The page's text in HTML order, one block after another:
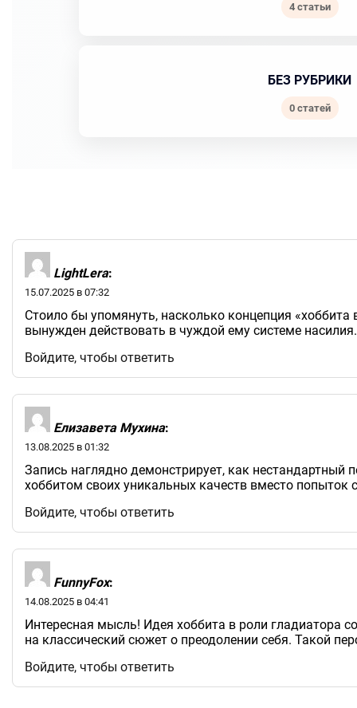
4 статьи
БЕЗ РУБРИКИ
0 статей
LightLera:
15.07.2025 в 07:32
Стоило бы упомянуть, насколько концепция
вынужден действовать в чуждой ему системе
Войдите, чтобы ответить
Елизавета Мухина:
13.08.2025 в 01:32
Запись наглядно демонстрирует, как нестандартный
хоббитом своих уникальных качеств вместо
Войдите, чтобы ответить
FunnyFox:
14.08.2025 в 04:41
Интересная мысль! Идея хоббита в роли гладиатора
на классический сюжет о преодолении себя. Такой
Войдите, чтобы ответить